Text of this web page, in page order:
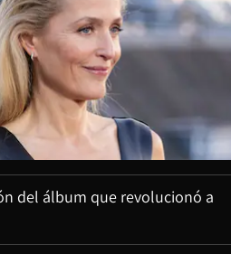
del álbum que revolucionó a